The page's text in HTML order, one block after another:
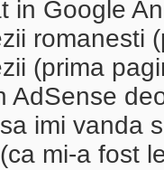
in Google
romanesti
(prima
AdSense
imi vanda
mi-a fost